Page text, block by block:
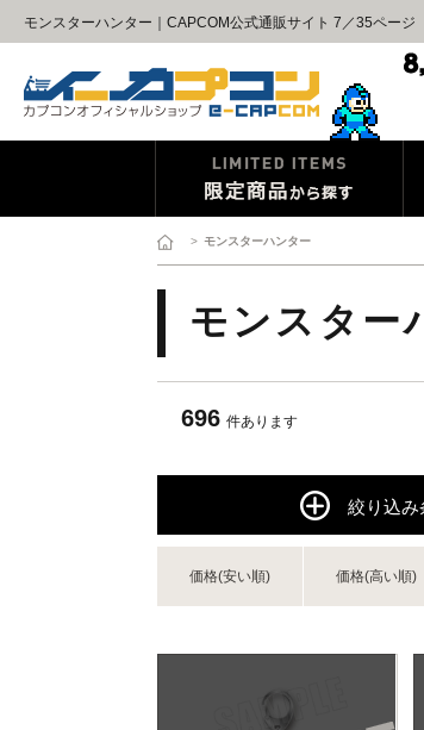
モンスターハンター｜CAPCOM公式通販サイト 7／35ページ
> モンスターハンター
モンスター
696 件あります
絞り込み
価格(安い順) 価格(高い順)